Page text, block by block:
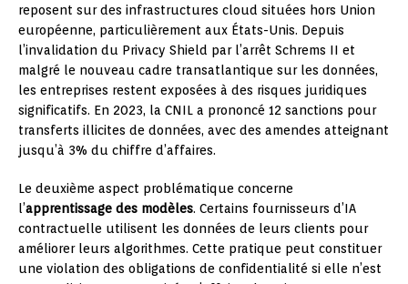
reposent sur des infrastructures cloud situées hors Union
européenne, particulièrement aux États-Unis. Depuis
l’invalidation du Privacy Shield par l’arrêt Schrems II et
malgré le nouveau cadre transatlantique sur les données,
les entreprises restent exposées à des risques juridiques
significatifs. En 2023, la CNIL a prononcé 12 sanctions pour
transferts illicites de données, avec des amendes atteignant
jusqu’à 3% du chiffre d’affaires.
Le deuxième aspect problématique concerne
l’apprentissage des modèles. Certains fournisseurs d’IA
contractuelle utilisent les données de leurs clients pour
améliorer leurs algorithmes. Cette pratique peut constituer
une violation des obligations de confidentialité si elle n’est